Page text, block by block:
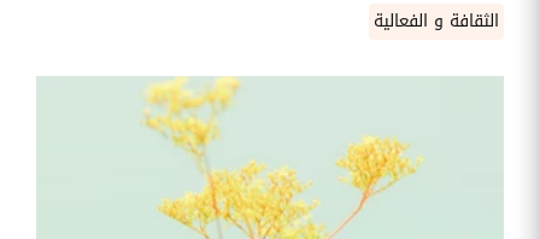
الثقافة و الفعالية